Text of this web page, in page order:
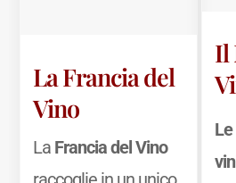
La Francia del
Vino
La Francia del Vino
Il